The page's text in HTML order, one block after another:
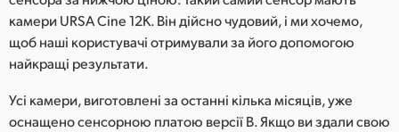
Sweden
Chinese Taipei
Turkey
камери URSA Cine 12K. Він дійсно чудовий, і ми хочемо,
щоб наші користувачі отримували за його допомогою
найкращі результати.
Усі камери, виготовлені за останні кілька місяців, уже
оснащено сенсорною платою версії B. Якщо ви здали свою